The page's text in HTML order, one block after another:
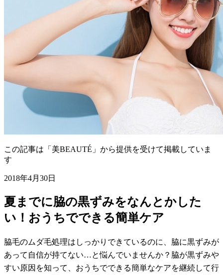
この記事は「美BEAUTÉ」から提供を受けて掲載していま
す
2018年4月30日
夏までに脇の黒ずみをなんとかした
い！おうちでできる簡単ケア
脇毛のムダ毛処理はしっかりできているのに、脇に黒ずみが
あって自信が持てない…と悩んでいませんか？脇が黒ずみや
すい原因を知って、おうちでできる簡単なケアを継続して行